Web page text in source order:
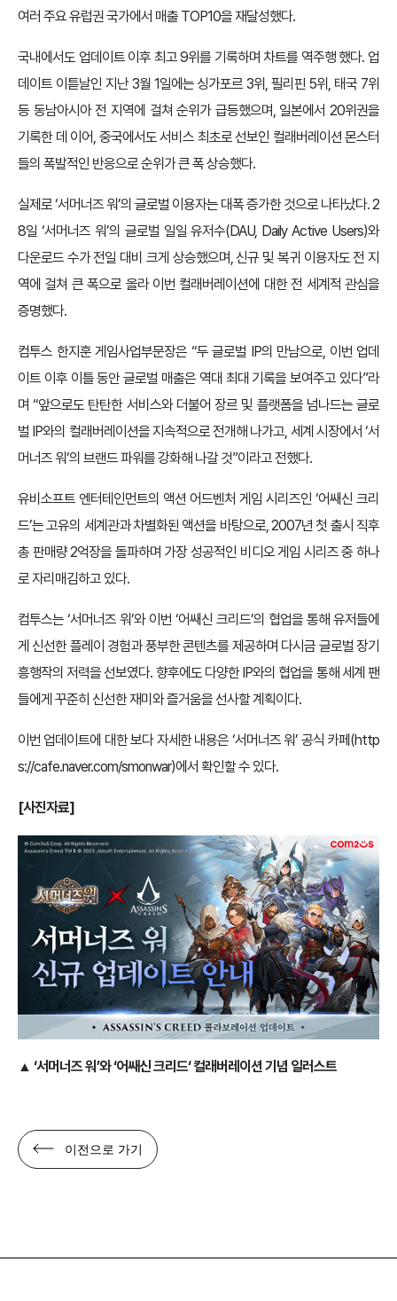
여러 주요 유럽권 국가에서 매출 TOP10을 재달성했다.
국내에서도 업데이트 이후 최고 9위를 기록하며 차트를 역주행 했다. 업
데이트 이튿날인 지난 3월 1일에는 싱가포르 3위, 필리핀 5위, 태국 7위
등 동남아시아 전 지역에 걸쳐 순위가 급등했으며, 일본에서 20위권을
기록한 데 이어, 중국에서도 서비스 최초로 선보인 컬래버레이션 몬스터
들의 폭발적인 반응으로 순위가 큰 폭 상승했다.
실제로 ‘서머너즈 워’의 글로벌 이용자는 대폭 증가한 것으로 나타났다. 2
8일 ‘서머너즈 워’의 글로벌 일일 유저수(DAU, Daily Active Users)와
다운로드 수가 전일 대비 크게 상승했으며, 신규 및 복귀 이용자도 전 지
역에 걸쳐 큰 폭으로 올라 이번 컬래버레이션에 대한 전 세계적 관심을
증명했다.
컴투스 한지훈 게임사업부문장은 “두 글로벌 IP의 만남으로, 이번 업데
이트 이후 이틀 동안 글로벌 매출은 역대 최대 기록을 보여주고 있다”라
며 “앞으로도 탄탄한 서비스와 더불어 장르 및 플랫폼을 넘나드는 글로
벌 IP와의 컬래버레이션을 지속적으로 전개해 나가고, 세계 시장에서 ‘서
머너즈 워’의 브랜드 파워를 강화해 나갈 것”이라고 전했다.
유비소프트 엔터테인먼트의 액션 어드벤처 게임 시리즈인 ‘어쌔신 크리
드’는 고유의 세계관과 차별화된 액션을 바탕으로, 2007년 첫 출시 직후
총 판매량 2억장을 돌파하며 가장 성공적인 비디오 게임 시리즈 중 하나
로 자리매김하고 있다.
컴투스는 ‘서머너즈 워’와 이번 ‘어쌔신 크리드’의 협업을 통해 유저들에
게 신선한 플레이 경험과 풍부한 콘텐츠를 제공하며 다시금 글로벌 장기
흥행작의 저력을 선보였다. 향후에도 다양한 IP와의 협업을 통해 세계 팬
들에게 꾸준히 신선한 재미와 즐거움을 선사할 계획이다.
이번 업데이트에 대한 보다 자세한 내용은 ‘서머너즈 워’ 공식 카페(http
s://cafe.naver.com/smonwar)에서 확인할 수 있다.
[사진자료]
▲ ‘서머너즈 워’와 ‘어쌔신 크리드‘ 컬래버레이션 기념 일러스트
이전으로 가기